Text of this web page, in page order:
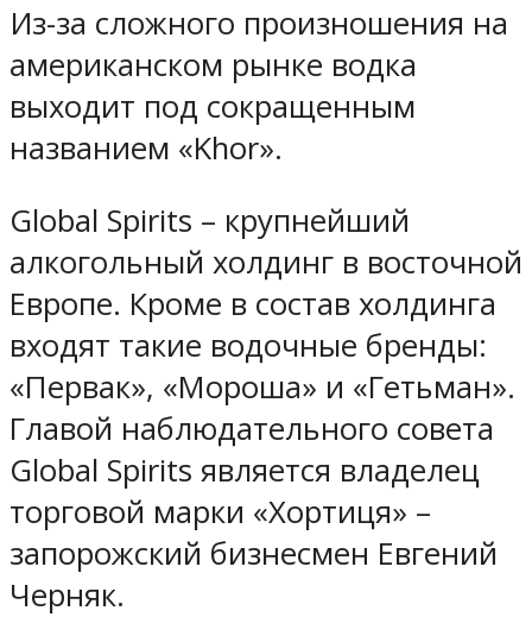
Из-за сложного произношения на
американском рынке водка
выходит под сокращенным
названием «Khor».
Global Spirits – крупнейший
алкогольный холдинг в восточной
Европе. Кроме в состав холдинга
входят такие водочные бренды:
«Первак», «Мороша» и «Гетьман».
Главой наблюдательного совета
Global Spirits является владелец
торговой марки «Хортиця» –
запорожский бизнесмен Евгений
Черняк.